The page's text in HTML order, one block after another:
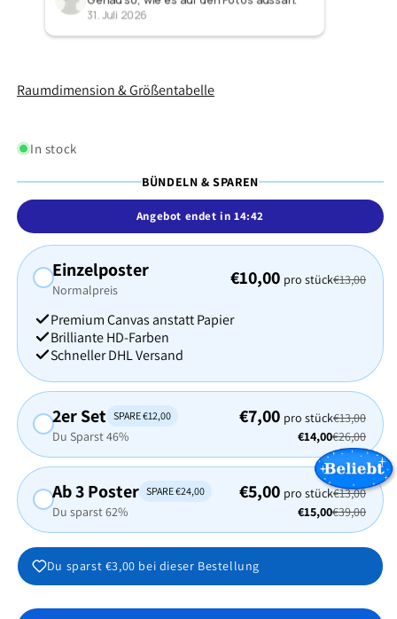
31. Juli 2026
Raumdimension & Größentabelle
In stock
BÜNDELN & SPAREN
Angebot endet in14:40
Einzelposter
Normalpreis
€10,00 pro stück€13,00
Premium Canvas anstatt Papier
Brilliante HD-Farben
Schneller DHL Versand
2er Set SPARE €12,00
Du Sparst 46%
€7,00 pro stück€13,00
€14,00€26,00
Ab 3 Poster SPARE €24,00
Du sparst 62%
€5,00 pro stück€13,00
€15,00€39,00
Du sparst €3,00 bei dieser Bestellung